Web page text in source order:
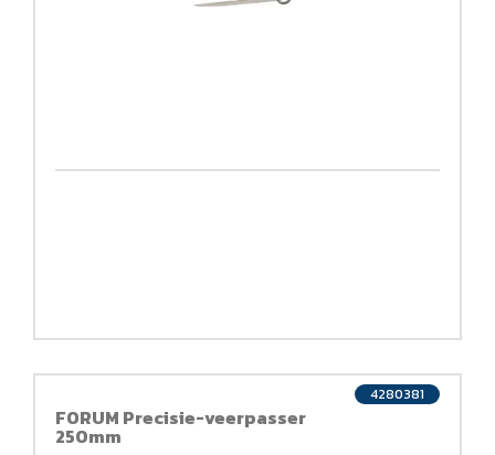
FORUM Precisie-veerpasser
250mm
4280381